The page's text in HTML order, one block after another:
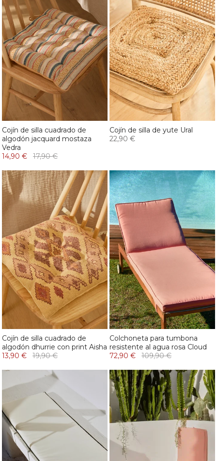
Cojín de silla cuadrado de
algodón jacquard mostaza
Vedra
14,90 €
17,90 €
Cojín de silla de yute Ural
22,90 €
Cojín de silla cuadrado de
algodón dhurrie con print Aisha
13,90 €
19,90 €
Colchoneta para tumbona
resistente al agua rosa Cloud
72,90 €
109,90 €